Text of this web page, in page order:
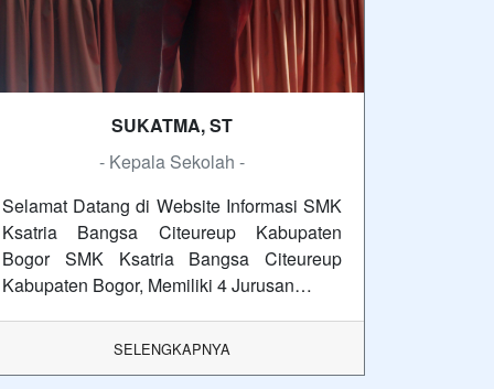
SUKATMA, ST
- Kepala Sekolah -
Selamat Datang di Website Informasi SMK
Ksatria Bangsa Citeureup Kabupaten
Bogor SMK Ksatria Bangsa Citeureup
Kabupaten Bogor, Memiliki 4 Jurusan…
SELENGKAPNYA